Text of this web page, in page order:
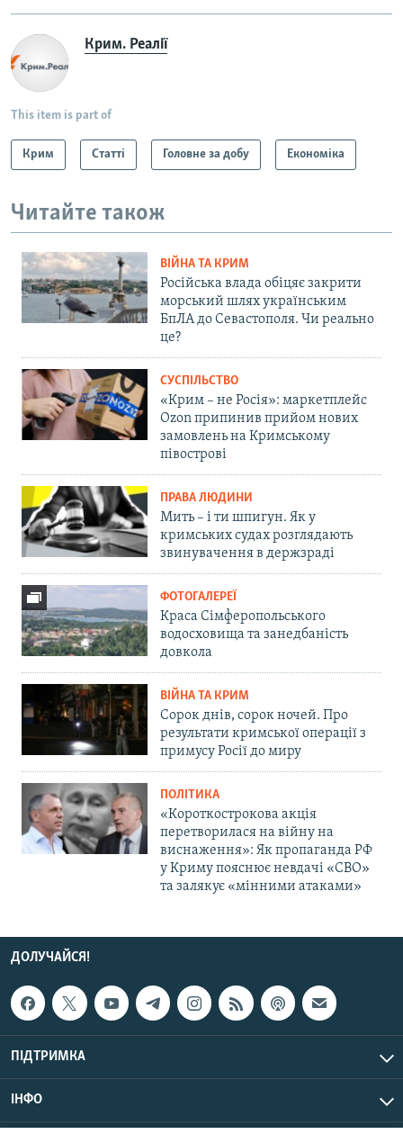
Крим. Реалії
This item is part of
Крим Статті Головне за добу Економіка
Читайте також
ВІЙНА ТА КРИМ
Російська влада обіцяє закрити
морський шлях українським
БпЛА до Севастополя. Чи реально
це?
СУСПІЛЬСТВО
«Крим – не Росія»: маркетплейс
Ozon припинив прийом нових
замовлень на Кримському
півострові
ПРАВА ЛЮДИНИ
Мить – і ти шпигун. Як у
кримських судах розглядають
звинувачення в держзраді
ФОТОГАЛЕРЕЇ
Краса Сімферопольського
водосховища та занедбаність
довкола
ВІЙНА ТА КРИМ
Сорок днів, сорок ночей. Про
результати кримської операції з
примусу Росії до миру
ПОЛІТИКА
«Короткострокова акція
перетворилася на війну на
виснаження»: Як пропаганда РФ
у Криму пояснює невдачі «СВО»
та залякує «мінними атаками»
ДОЛУЧАЙСЯ!
ПІДТРИМКА
ІНФО